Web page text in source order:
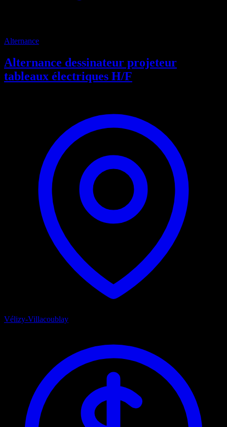
Alternance
Alternance dessinateur projeteur
tableaux électriques H/F
Vélizy-Villacoublay